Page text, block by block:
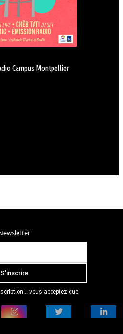
Campus Montpellier
vous acceptez que
le but de vous envoyer
d’informations. Pour plus